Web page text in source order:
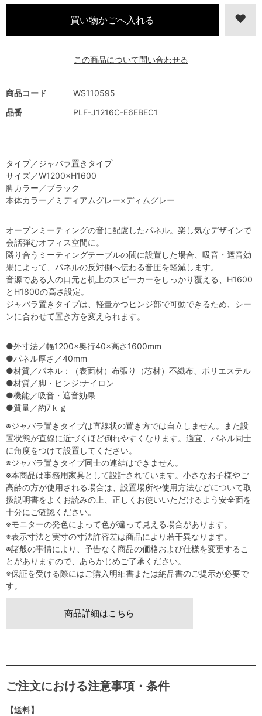
商品コード
WS110595
品番
PLF-J1216C-E6EBEC1
この商品について問い合わせる
タイプ／ジャバラ置きタイプ
サイズ／W1200×H1600
脚カラー／ブラック
本体カラー／ミディアムグレー×ディムグレー
オープンミーティングの音に配慮したパネル。楽し気なデザインで
会話弾むオフィス空間に。
隣り合うミーティングテーブルの間に設置した場合、吸音・遮音効
果によって、パネルの反対側へ伝わる音圧を軽減します。
音源である人の口元と机上のスピーカーをしっかり覆える、H1600
とH1800の高さ設定。
ジャバラ置きタイプは、軽量かつヒンジ部で可動できるため、シー
ンに合わせて置き方を変えられます。
●外寸法／幅1200×奥行40×高さ1600mm
●パネル厚さ／40mm
●材質／パネル：（表面材）布張り（芯材）不織布、ポリエステル
●材質／脚・ヒンジ:ナイロン
●機能／吸音・遮音効果
●質量／約7ｋｇ
※ジャバラ置きタイプは直線状の置き方では自立しません。また設
置状態が直線に近づくほど倒れやすくなります。適宜、パネル同士
に角度をつけて設置してください。
※ジャバラ置きタイプ同士の連結はできません。
※本商品は事務用家具として設計されています。小さなお子様やご
高齢の方が使用される場合は、設置場所や使用方法などについて取
扱説明書をよくお読みの上、正しくお使いいただけるよう安全面を
十分にご確認ください。
※モニターの発色によって色が違って見える場合があります。
※表示寸法と実寸の寸法許容差は商品により若干異なります。
※諸般の事情により、予告なく商品の価格および仕様を変更するこ
とがありますので、あらかじめご了承ください。
※保証を受ける際にはご購入明細書または納品書のご提示が必要で
す。
商品詳細はこちら
ご注文における注意事項・条件
【送料】